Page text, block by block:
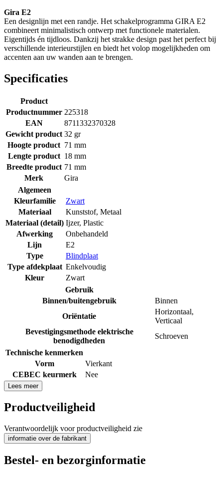
Gira E2
Een designlijn met een randje. Het schakelprogramma GIRA E2
combineert minimalistisch ontwerp met functionele materialen.
Eigentijds én tijdloos. Dankzij het strakke design past het perfect bij
verschillende interieurstijlen en biedt het volop mogelijkheden om
accenten aan uw wanden aan te brengen.
Specificaties
Product
Productnummer 225318
EAN
8711332370328
Gewicht product 32 gr
Hoogte product 71 mm
Lengte product 18 mm
Breedte product 71 mm
Merk
Gira
Algemeen
Kleurfamilie
Zwart
Materiaal
Kunststof, Metaal
Materiaal (detail) Ijzer, Plastic
Afwerking
Onbehandeld
Lijn
E2
Type
Blindplaat
Type afdekplaat Enkelvoudig
Kleur
Zwart
Gebruik
Binnen/buitengebruik
Binnen
Oriëntatie
Horizontaal,
Verticaal
Bevestigingsmethode elektrische
benodigdheden
Schroeven
Technische kenmerken
Vorm
Vierkant
CEBEC keurmerk
Nee
Lees meer
Productveiligheid
Verantwoordelijk voor productveiligheid zie
informatie over de fabrikant
Bestel- en bezorginformatie